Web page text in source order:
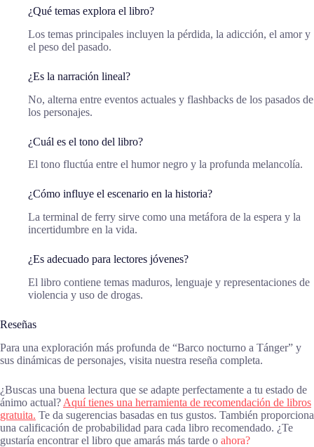
¿Qué temas explora el libro?
Los temas principales incluyen la pérdida, la adicción, el amor y
el peso del pasado.
¿Es la narración lineal?
No, alterna entre eventos actuales y flashbacks de los pasados de
los personajes.
¿Cuál es el tono del libro?
El tono fluctúa entre el humor negro y la profunda melancolía.
¿Cómo influye el escenario en la historia?
La terminal de ferry sirve como una metáfora de la espera y la
incertidumbre en la vida.
¿Es adecuado para lectores jóvenes?
El libro contiene temas maduros, lenguaje y representaciones de
violencia y uso de drogas.
Reseñas
Para una exploración más profunda de “Barco nocturno a Tánger” y
sus dinámicas de personajes, visita nuestra reseña completa.
¿Buscas una buena lectura que se adapte perfectamente a tu estado de
ánimo actual? Aquí tienes una herramienta de recomendación de libros
gratuita. Te da sugerencias basadas en tus gustos. También proporciona
una calificación de probabilidad para cada libro recomendado. ¿Te
gustaría encontrar el libro que amarás más tarde o ahora?